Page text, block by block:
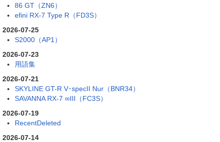
86 GT（ZN6）
efini RX-7 Type R（FD3S）
2026-07-25
S2000（AP1）
2026-07-23
用語集
2026-07-21
SKYLINE GT-R V･specII Nur（BNR34）
SAVANNA RX-7 ∞III（FC3S）
2026-07-19
RecentDeleted
2026-07-14